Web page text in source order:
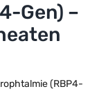
Gen) –
(RBP4-